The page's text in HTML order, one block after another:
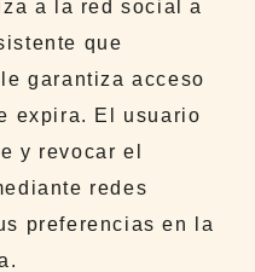
a la red social a
que
garantiza acceso
expira. El usuario
y revocar el
redes
preferencias en la